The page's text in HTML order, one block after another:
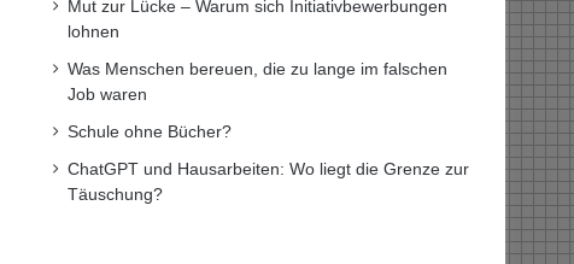
Mut zur Lücke – Warum sich Initiativbewerbungen
lohnen
Was Menschen bereuen, die zu lange im falschen
Job waren
Schule ohne Bücher?
ChatGPT und Hausarbeiten: Wo liegt die Grenze zur
Täuschung?